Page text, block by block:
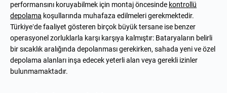
performansını koruyabilmek için montaj öncesinde kontrollü
depolama koşullarında muhafaza edilmeleri gerekmektedir.
Türkiye’de faaliyet gösteren birçok büyük tersane ise benzer
operasyonel zorluklarla karşı karşıya kalmıştır: Bataryaların belirli
bir sıcaklık aralığında depolanması gerekirken, sahada yeni ve özel
depolama alanları inşa edecek yeterli alan veya gerekli izinler
bulunmamaktadır.